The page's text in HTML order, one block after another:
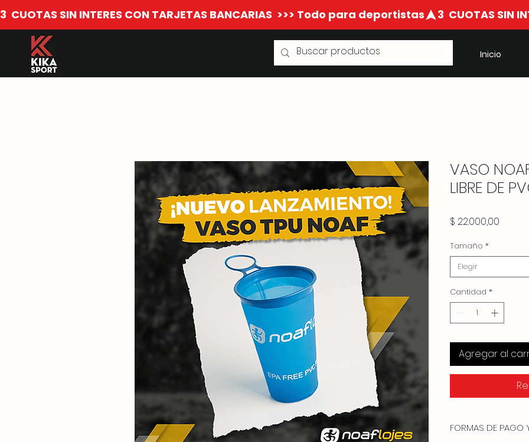
​3  CUOTAS SIN INTERES CON TARJETAS BANCARIAS  >>> Todo para deportistas
Inicio
VASO
LIBRE DE
$ 22.000,00
Tamaño *
Elegir
Cantidad *
Agregar al
FORMAS DE PAGO